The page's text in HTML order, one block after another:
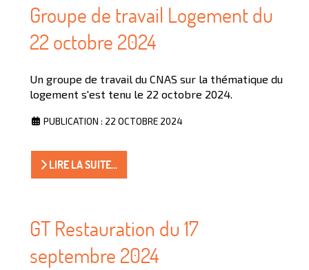
Groupe de travail Logement du
22 octobre 2024
Un groupe de travail du CNAS sur la thématique du
logement s'est tenu le 22 octobre 2024.
PUBLICATION : 22 OCTOBRE 2024
LIRE LA SUITE...
GT Restauration du 17
septembre 2024